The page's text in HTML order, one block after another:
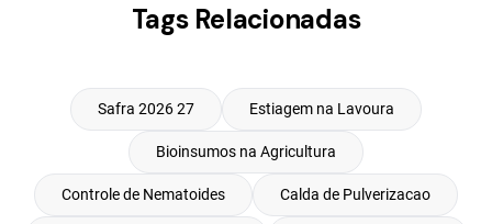
Tags Relacionadas
Safra 2026 27 Estiagem na Lavoura
Bioinsumos na Agricultura
Controle de Nematoides Calda de Pulverizacao